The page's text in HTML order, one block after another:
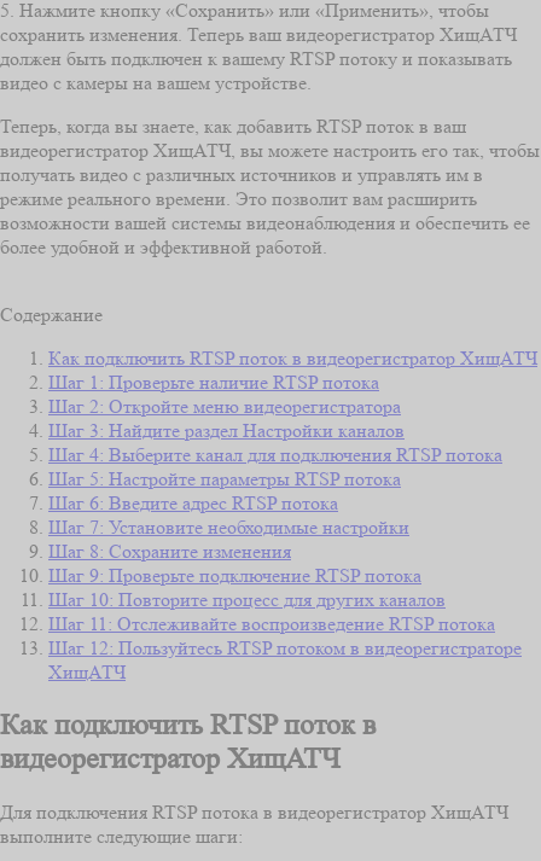
5. Нажмите кнопку «Сохранить» или «Применить», чтобы
сохранить изменения. Теперь ваш видеорегистратор ХищАТЧ
должен быть подключен к вашему RTSP потоку и показывать
видео с камеры на вашем устройстве.
Теперь, когда вы знаете, как добавить RTSP поток в ваш
видеорегистратор ХищАТЧ, вы можете настроить его так, чтобы
получать видео с различных источников и управлять им в
режиме реального времени. Это позволит вам расширить
возможности вашей системы видеонаблюдения и обеспечить ее
более удобной и эффективной работой.
Содержание
Как подключить RTSP поток в видеорегистратор ХищАТЧ
Шаг 1: Проверьте наличие RTSP потока
Шаг 2: Откройте меню видеорегистратора
Шаг 3: Найдите раздел Настройки каналов
Шаг 4: Выберите канал для подключения RTSP потока
Шаг 5: Настройте параметры RTSP потока
Шаг 6: Введите адрес RTSP потока
Шаг 7: Установите необходимые настройки
Шаг 8: Сохраните изменения
Шаг 9: Проверьте подключение RTSP потока
Шаг 10: Повторите процесс для других каналов
Шаг 11: Отслеживайте воспроизведение RTSP потока
Шаг 12: Пользуйтесь RTSP потоком в видеорегистраторе
ХищАТЧ
Как подключить RTSP поток в
видеорегистратор ХищАТЧ
Для подключения RTSP потока в видеорегистратор ХищАТЧ
выполните следующие шаги: